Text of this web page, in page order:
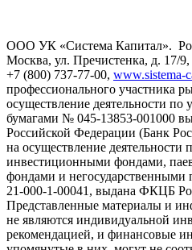
ООО УК «Система Капитал».
Москва, ул. Пречистенка, д. 17/
+7 (800) 737-77-00, www.sistema-
профессионального участника
осуществление деятельности
бумагами № 045-13853-001000
Российской Федерации (Банк
на осуществление деятельности
инвестиционными фондами,
фондами и
21-000-1-00041, выдана ФКЦБ
Представленные материалы и
не являются индивидуальной
рекомендацией, и финансовые